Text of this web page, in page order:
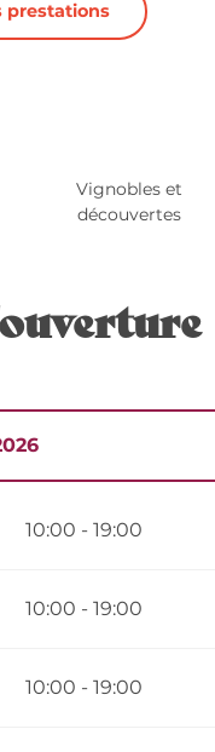
prestations
de
Vignobles et
découvertes
10:00 - 19:00
10:00 - 19:00
10:00 - 19:00